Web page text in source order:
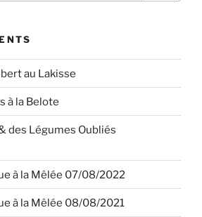
au Lakisse
à la Belote
des Légumes Oubliés
à la Mêlée 07/08/2022
à la Mêlée 08/08/2021